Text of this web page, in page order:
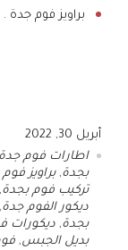
براويز فوم جدة .
أبريل 30, 2022
اطارات فوم جدة
بجدة,براويز
تركيب فوم بجدة
ديكور الفوم جدة,
بجدة, ديكورات
بديل الجبس,